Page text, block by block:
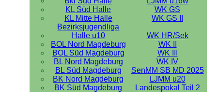
KL Süd Halle
WK GS
KL Mitte Halle
WK GS II
Bezirksjugendliga
Halle u10
WK HR/Sek
BOL Nord Magdeburg
WK II
BOL Süd Magdeburg
WK III
BL Nord Magdeburg
WK IV
BL Süd Magdeburg
SenMM SB MD 2025
BK Nord Magdeburg
LJMM u20
BK Süd Magdeburg
Landespokal Teil 2